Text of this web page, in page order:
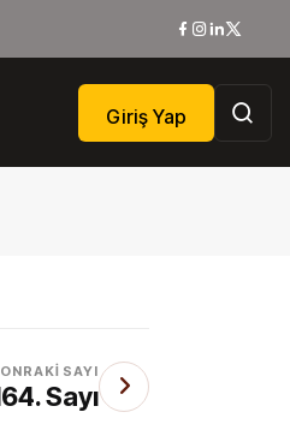
Giriş Yap
SAYI
Sayı